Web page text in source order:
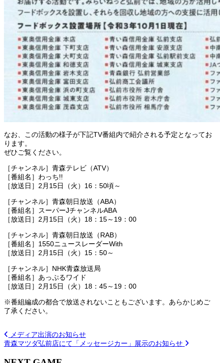
なお、この活動の様子が下記TV番組内で紹介される予定となってお
ります。
ぜひご覧ください。
［チャンネル］青森テレビ（ATV）
［番組名］わっち!!
［放送日］2月15日（火）16：50頃～
［チャンネル］青森朝日放送（ABA）
［番組名］スーパーJチャンネルABA
［放送日］2月15日（火）18：15～19：00
［チャンネル］青森朝日放送（RAB）
［番組名］1550ニュースレーダーWith
［放送日］2月15日（火）15：50～
［チャンネル］NHK青森放送局
［番組名］あっぷるワイド
［放送日］2月15日（火）18：45～19：00
※番組編成の都合で放送されないこともございます。あらかじめご
了承ください。
メディア出演のお知らせ
青森マツダ弘前店にて「メッセージカー」展示のお知らせ